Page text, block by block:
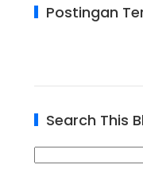
Postingan
Search This